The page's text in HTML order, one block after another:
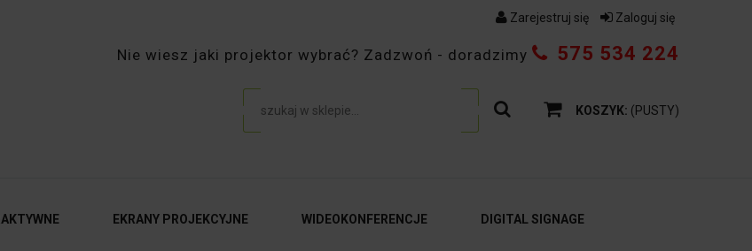
Zarejestruj się Zaloguj się
Nie wiesz jaki projektor wybrać? Zadzwoń - doradzimy 575 534 224
KOSZYK: (PUSTY)
EKRANY PROJEKCYJNE WIDEOKONFERENCJE DIGITAL SIGNAGE